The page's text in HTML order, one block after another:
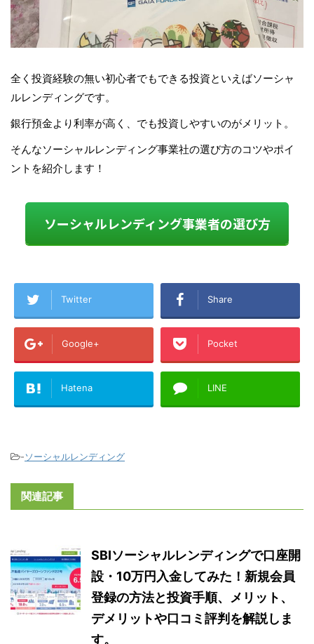
全く投資経験の無い初心者でもできる投資といえばソーシャ
ルレンディングです。
銀行預金より利率が高く、でも投資しやすいのがメリット。
そんなソーシャルレンディング事業社の選び方のコツやポイ
ントを紹介します！
ソーシャルレンディング事業者の選び方
Twitter Share
Google+ Pocket
Hatena LINE
-ソーシャルレンディング
関連記事
SBIソーシャルレンディングで口座開
設・10万円入金してみた！新規会員
登録の方法と投資手順、メリット、
デメリットや口コミ評判を解説しま
す。